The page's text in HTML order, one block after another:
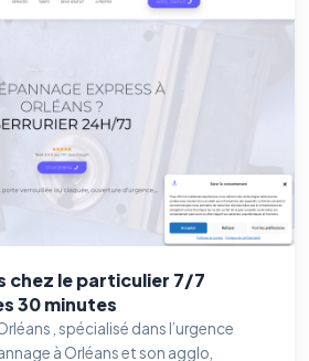
chez le particulier 7/7
30 minutes
, spécialisé dans l’urgence
à Orléans et son agglo,